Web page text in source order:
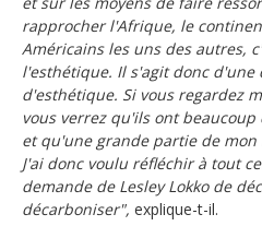
rapprocher l'Afrique, le
Américains les uns des autres,
l'esthétique. Il s'agit donc d'une
d'esthétique. Si vous regardez
vous verrez qu'ils ont
et qu'une grande partie de
J'ai donc voulu réfléchir à tout
demande de Lesley Lokko de
décarboniser", explique-t-il.